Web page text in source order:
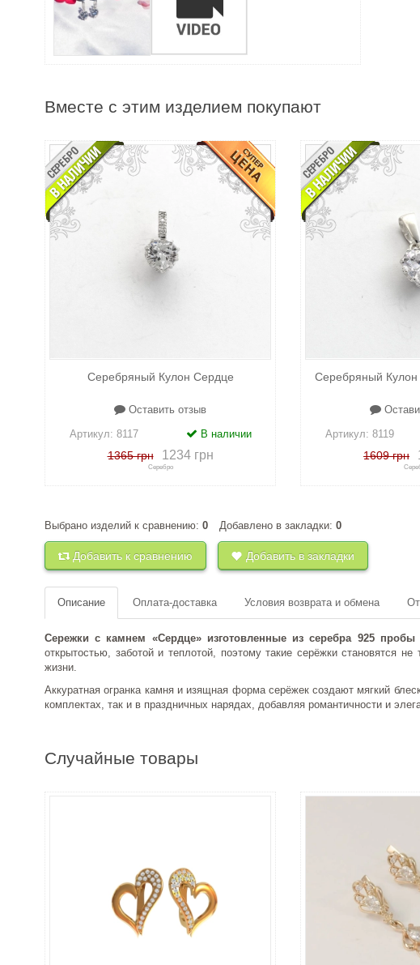
Вместе с этим изделием покупают
Серебряный Кулон Сердце
Оставить отзыв
Артикул: 8117 В наличии
1365 грн 1234 грн
Серебро
+к сравнению +в закладки
Серебряный
Артикул: 8119
1609 грн
Выбрано изделий к сравнению: 0 Добавлено в закладки: 0
Добавить к сравнению Добавить в закладки
Описание Оплата-доставка Условия возврата и обмена
Сережки с камнем «Сердце» изготовленные из серебра 925 пробы
открытостью, заботой и теплотой, поэтому такие серёжки становятся
жизни.
Аккуратная огранка камня и изящная форма серёжек создают мягкий
комплектах, так и в праздничных нарядах, добавляя романтичности и
Случайные товары